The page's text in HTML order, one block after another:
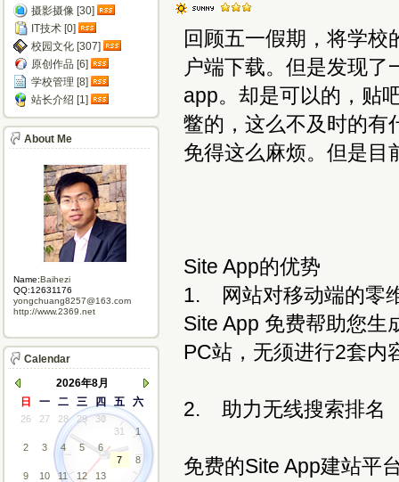
回顾五一假期，将学校
户端下载。但是发现
app。却是可以的，贴
鳖的，这么不及时的有
免得这么麻烦。但是目
Site App的优势
1. 网站对移动端的零
Site App 免费帮助您生
PC站，无须进行2套内
2. 助力无线搜索排名
免费的Site App建站平
摄影摄像 [30]
IT技术 [0]
校园文化 [307]
原创作品 [6]
学校管理 [8]
站长介绍 [1]
About Me
Name:Baihezi
QQ:12631176
yongchuang8257@163.com
http://www.2369.net
Calendar
2026年8月
日
一 二 三 四 五 六
26 27 28 29
30
31
1
2
3 4 5
6
7
8
9
10 11 12
13